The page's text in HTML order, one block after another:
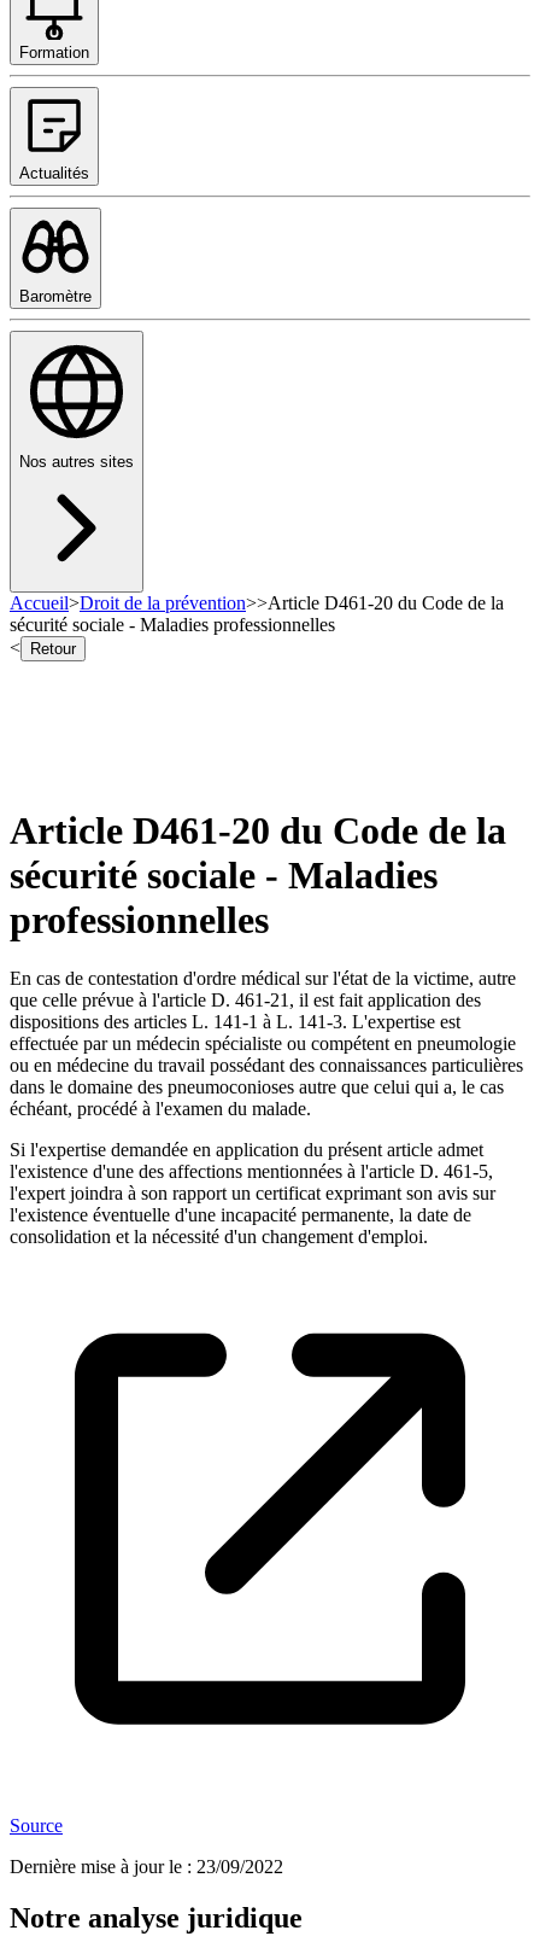
Formation
Actualités
Baromètre
Nos autres sites
Accueil>Droit de la prévention>>Article D461-20 du Code de la
sécurité sociale - Maladies professionnelles
<
Retour
Article D461-20 du Code de la
sécurité sociale - Maladies
professionnelles
En cas de contestation d'ordre médical sur l'état de la victime, autre
que celle prévue à l'article D. 461-21, il est fait application des
dispositions des articles L. 141-1 à L. 141-3. L'expertise est
effectuée par un médecin spécialiste ou compétent en pneumologie
ou en médecine du travail possédant des connaissances particulières
dans le domaine des pneumoconioses autre que celui qui a, le cas
échéant, procédé à l'examen du malade.
Si l'expertise demandée en application du présent article admet
l'existence d'une des affections mentionnées à l'article D. 461-5,
l'expert joindra à son rapport un certificat exprimant son avis sur
l'existence éventuelle d'une incapacité permanente, la date de
consolidation et la nécessité d'un changement d'emploi.
Source
Dernière mise à jour le : 23/09/2022
Notre analyse juridique